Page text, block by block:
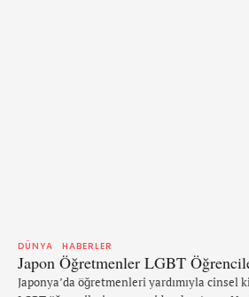
DÜNYA HABERLER
Japon Öğretmenler LGBT
Japonya’da öğretmenleri yardımıyla